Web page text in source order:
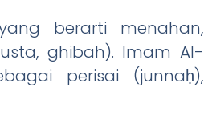
berarti menahan,
ghibah). Imam Al-
perisai (junnaḥ),